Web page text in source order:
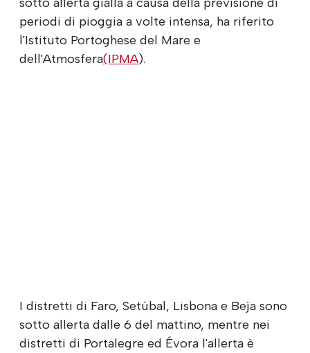
periodi di pioggia a volte intensa, ha riferito
l'Istituto Portoghese del Mare e
dell'Atmosfera(IPMA).
I distretti di Faro, Setúbal, Lisbona e Beja sono
sotto allerta dalle 6 del mattino, mentre nei
distretti di Portalegre ed Évora l'allerta è